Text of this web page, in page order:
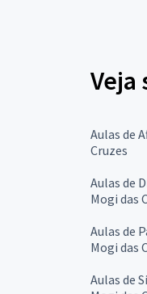
Veja
Aulas de
Cruzes
Aulas de
Mogi das
Aulas de
Mogi das
Aulas de